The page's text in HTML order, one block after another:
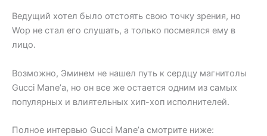
Ведущий хотел было отстоять свою точку зрения, но
Wop не стал его слушать, а только посмеялся ему в
лицо.
Возможно, Эминем не нашел путь к сердцу магнитолы
Gucci Mane’а, но он все же остается одним из самых
популярных и влиятельных хип-хоп исполнителей.
Полное интервью Gucci Mane’а смотрите ниже: